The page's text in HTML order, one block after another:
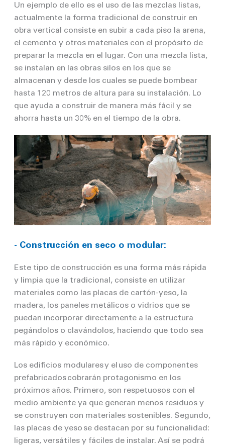
Un ejemplo de ello es el uso de las mezclas listas,
actualmente la forma tradicional de construir en
obra vertical consiste en subir a cada piso la arena,
el cemento y otros materiales con el propósito de
preparar la mezcla en el lugar. Con una mezcla lista,
se instalan en las obras silos en los que se
almacenan y desde los cuales se puede bombear
hasta 120 metros de altura para su instalación. Lo
que ayuda a construir de manera más fácil y se
ahorra hasta un 30% en el tiempo de la obra.
- Construcción en seco o modular:
Este tipo de construcción es una forma más rápida
y limpia que la tradicional, consiste en utilizar
materiales como las placas de cartón-yeso, la
madera, los paneles metálicos o vidrios que se
puedan incorporar directamente a la estructura
pegándolos o clavándolos, haciendo que todo sea
más rápido y económico.
Los edificios modulares y el uso de componentes
prefabricados cobrarán protagonismo en los
próximos años. Primero, son respetuosos con el
medio ambiente ya que generan menos residuos y
se construyen con materiales sostenibles. Segundo,
las placasde yeso se destacan por su funcionalidad:
ligeras, versátiles y fáciles de instalar. Así se podrá